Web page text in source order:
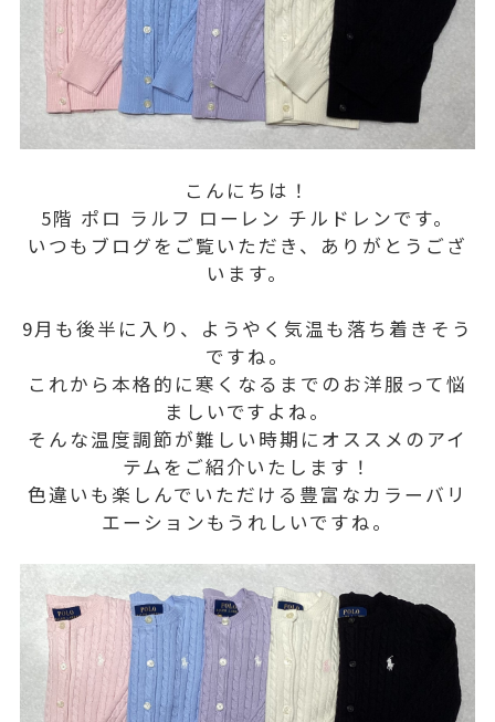
こんにちは！
5階 ポロ ラルフ ローレン チルドレンです。
いつもブログをご覧いただき、ありがとうござ
います。
9月も後半に入り、ようやく気温も落ち着きそう
ですね。
これから本格的に寒くなるまでのお洋服って悩
ましいですよね。
そんな温度調節が難しい時期にオススメのアイ
テムをご紹介いたします！
色違いも楽しんでいただける豊富なカラーバリ
エーションもうれしいですね。